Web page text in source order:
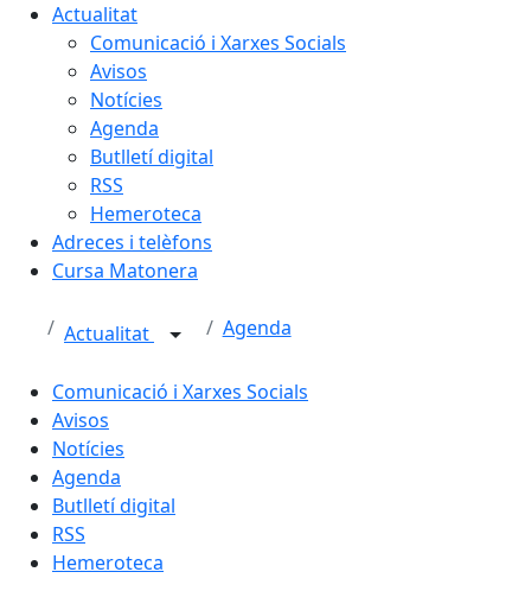
Actualitat
Comunicació i Xarxes Socials
Avisos
Notícies
Agenda
Butlletí digital
RSS
Hemeroteca
Adreces i telèfons
Cursa Matonera
Actualitat Agenda
Comunicació i Xarxes Socials
Avisos
Notícies
Agenda
Butlletí digital
RSS
Hemeroteca